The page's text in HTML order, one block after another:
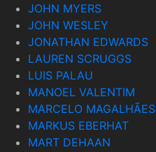
JOHN MYERS
JOHN WESLEY
JONATHAN EDWARDS
LAUREN SCRUGGS
LUIS PALAU
MANOEL VALENTIM
MARCELO MAGALHÃES
MARKUS EBERHAT
MART DEHAAN